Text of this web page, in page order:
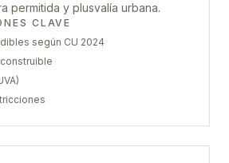
permitida y plusvalía urbana.
CLAVE
según CU 2024